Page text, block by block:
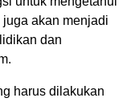
akan menjadi
dan
harus dilakukan